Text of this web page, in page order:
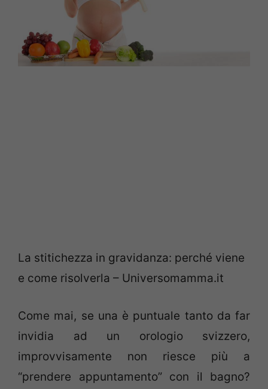
La stitichezza in gravidanza: perché viene
e come risolverla – Universomamma.it
Come mai, se una è puntuale tanto da far
invidia ad un orologio svizzero,
improvvisamente non riesce più a
“prendere appuntamento” con il bagno?